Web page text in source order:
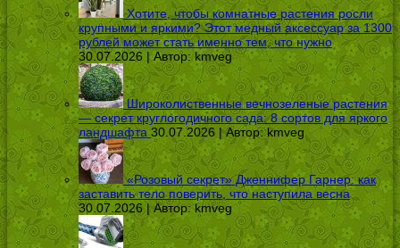
Хотите, чтобы комнатные растения росли
крупными и яркими? Этот медный аксессуар за 1300
рублей может стать именно тем, что нужно
30.07.2026 | Автор: kmveg
Широколиственные вечнозеленые растения
— секрет круглогодичного сада: 8 сортов для яркого
ландшафта 30.07.2026 | Автор:kmveg
«Розовый секрет» Дженнифер Гарнер: как
заставить тело поверить, что наступила весна
30.07.2026 | Автор: kmveg